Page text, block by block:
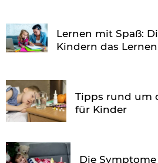
Lernen mit Spaß:
Kindern das
Tipps rund um
für Kinder
Die